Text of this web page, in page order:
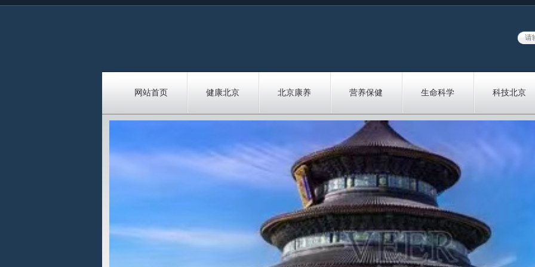
网站首页 健康北京 北京康养 营养保健 生命科学 科技北京